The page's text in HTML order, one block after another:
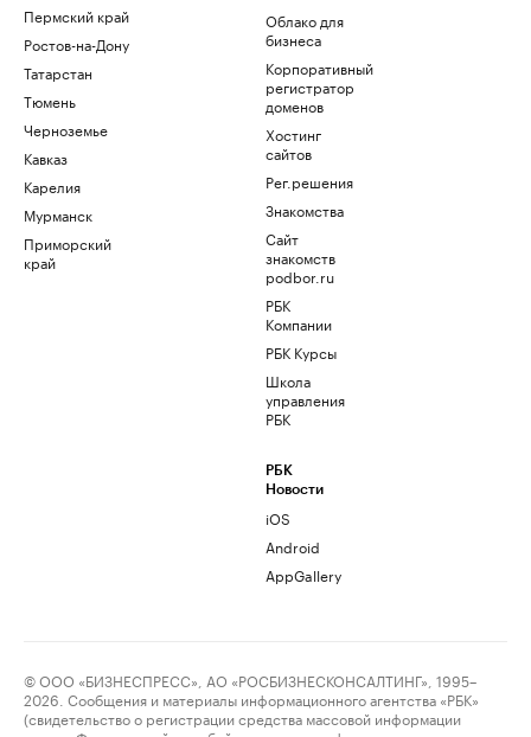
Пермский край
Ростов-на-Дону
Татарстан
Тюмень
Черноземье
Кавказ
Карелия
Мурманск
Приморский
край
Облако для
бизнеса
Корпоративный
регистратор
доменов
Хостинг
сайтов
Рег.решения
Знакомства
Сайт
знакомств
podbor.ru
РБК
Компании
РБК Курсы
Школа
управления
РБК
РБК
Новости
iOS
Android
AppGallery
© ООО «БИЗНЕСПРЕСС», АО «РОСБИЗНЕСКОНСАЛТИНГ», 1995–
2026. Сообщения и материалы информационного агентства «РБК»
(свидетельство о регистрации средства массовой информации